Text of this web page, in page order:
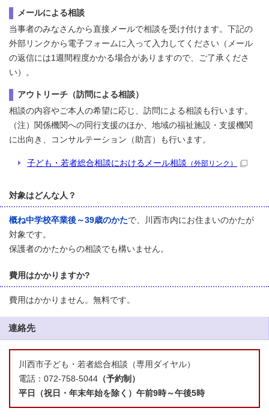
メールによる相談
当事者のみなさんから直接メールで相談を受け付けます。下記の
外部リンクから電子フォームに入って入力してください（メール
の返信には1週間程度かかる場合がありますので、ご了承くださ
い）。
アウトリーチ（訪問による相談）
相談の内容やご本人の希望に応じ、訪問による相談も行います。
（注）関係機関への同行支援のほか、地域の福祉施設・支援機関
に出向き、コンサルテーション（助言）も行います。
子ども・若者総合相談におけるメール相談 （外部リンク）
対象はどんな人？
概ね中学校卒業後～39歳のかたで、川西市内にお住まいのかたが
対象です。
保護者のかたからの相談でも構いません。
費用はかかりますか?
費用はかかりません。無料です。
連絡先
川西市子ども・若者総合相談（専用ダイヤル）
電話：072-758-5044 （予約制）
平日（祝日・年末年始を除く）午前9時～午後5時